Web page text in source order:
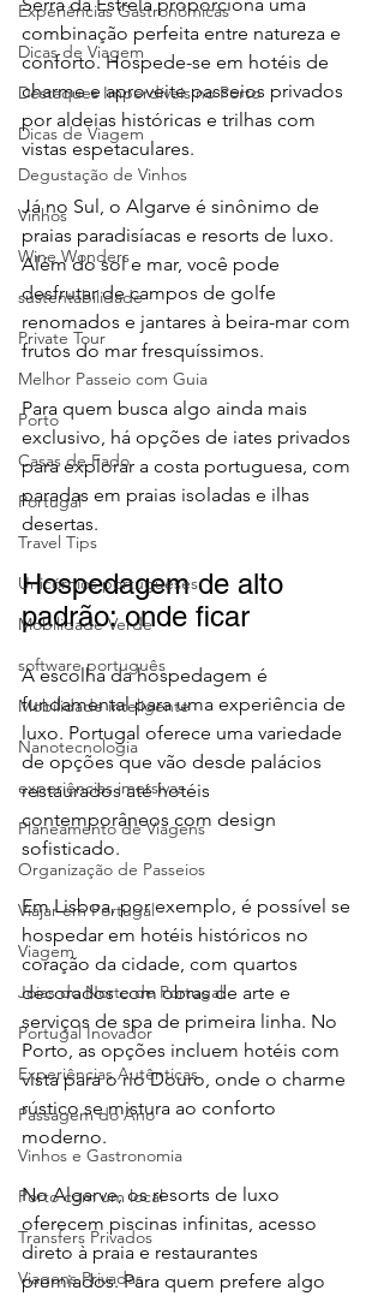
Experiências Gastronómicas
Dicas de Viagem
Destaques Imperdíveis no Porto
Dicas de Viagem
Degustação de Vinhos
Vinhos
Wine Wonders
sustentabilidade
Private Tour
Melhor Passeio com Guia
Porto
Casas de Fado
Portugal
Travel Tips
Unicórnios portugueses
Mobilidade Verde
software português
Mobilidade inteligente
Nanotecnologia
experiências imersivas
Planeamento de Viagens
Organização de Passeios
Viajar em Portugal
Viagem
Joias do Norte de Portugal
Portugal Inovador
Experiências Autênticas
Passagem do Ano
Vinhos e Gastronomia
Porto com um local
Transfers Privados
Viagens Privadas
combinação perfeita entre natureza e
conforto. Hospede-se em hotéis de
charme e aproveite passeios privados
por aldeias históricas e trilhas com
vistas espetaculares.
Já no Sul, o Algarve é sinônimo de
praias paradisíacas e resorts de luxo.
Além do sol e mar, você pode
desfrutar de campos de golfe
renomados e jantares à beira-mar com
frutos do mar fresquíssimos.
Para quem busca algo ainda mais
exclusivo, há opções de iates privados
para explorar a costa portuguesa, com
paradas em praias isoladas e ilhas
desertas.
Hospedagem de alto
padrão: onde ficar
A escolha da hospedagem é
fundamental para uma experiência de
luxo. Portugal oferece uma variedade
de opções que vão desde palácios
restaurados até hotéis
contemporâneos com design
sofisticado.
Em Lisboa, por exemplo, é possível se
hospedar em hotéis históricos no
coração da cidade, com quartos
decorados com obras de arte e
serviços de spa de primeira linha. No
Porto, as opções incluem hotéis com
vista para o rio Douro, onde o charme
rústico se mistura ao conforto
moderno.
No Algarve, os resorts de luxo
oferecem piscinas infinitas, acesso
direto à praia e restaurantes
premiados. Para quem prefere algo